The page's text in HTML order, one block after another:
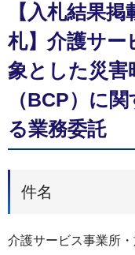
【入札結果
札】介護サー
象とした災害
（BCP）に
る業務委託
件名
介護サービス事業所